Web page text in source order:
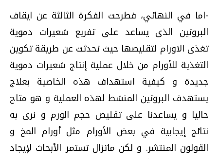
-اما في النهائي، فطرحت الفكرة الثالثة عن ايقاف
البروتين الذى يساعد على تفريع شعيرات دموية
تغذى الاورام لتقليصها حيث تحدثت عن طريقة تكوين
التغذية للأورام من خلال عملية إنتاج شعيرات دموية
جديدة و كيفية استهداف هذه الخاصية بعلاج
يستهدف البروتين المنشط لهذه العملية و هو متاح
حاليا و يساعدنا على تقليص حجم الورم و نرى به
نتائج إيجابية في بعض الأورام مثل أورام المخ و
القولون المنتشر. و لكن ماتزال تستمر الأبحاث لإيجاد